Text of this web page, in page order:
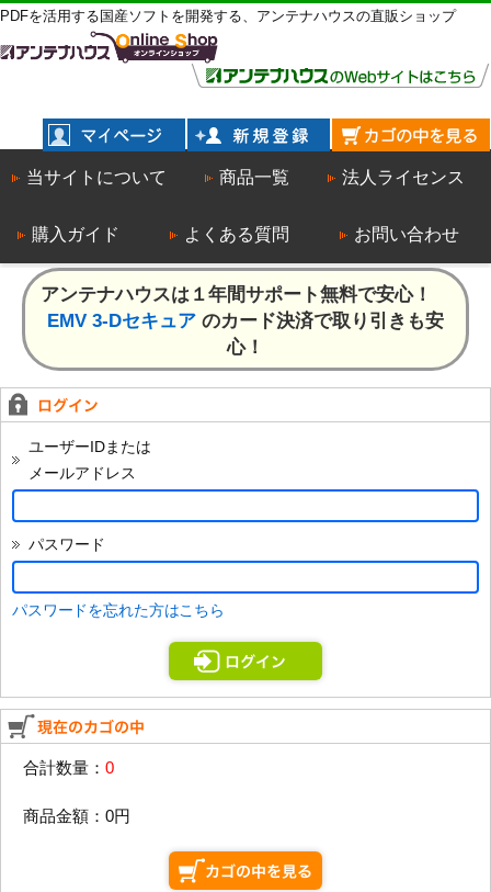
PDFを活用する国産ソフトを開発する、アンテナハウスの直販ショップ
当サイトについて 商品一覧 法人ライセンス
購入ガイド よくある質問 お問い合わせ
アンテナハウスは１年間サポート無料で安心！
EMV 3-Dセキュア のカード決済で取り引きも安
心！
ユーザーIDまたは
メールアドレス
パスワード
パスワードを忘れた方はこちら
合計数量： 0
商品金額： 0円